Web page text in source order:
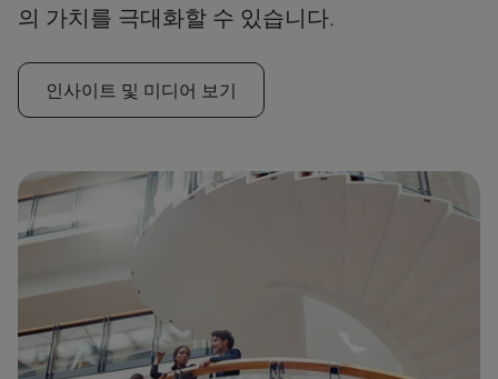
의 가치를 극대화할 수 있습니다.
인사이트 및 미디어 보기